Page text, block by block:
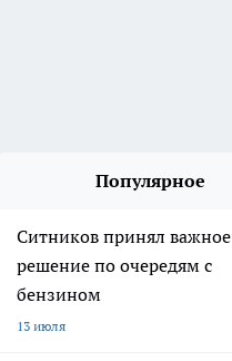
Популярное
Ситников принял важное
решение по очередям с
бензином
13 июля